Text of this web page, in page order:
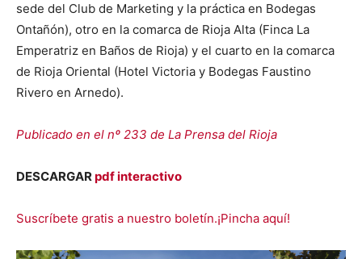
sede del Club de Marketing y la práctica en Bodegas
Ontañón), otro en la comarca de Rioja Alta (Finca La
Emperatriz en Baños de Rioja) y el cuarto en la comarca
de Rioja Oriental (Hotel Victoria y Bodegas Faustino
Rivero en Arnedo).
Publicado en el nº 233 de La Prensa del Rioja
DESCARGARpdf interactivo
Suscríbete gratis a nuestro boletín.¡Pincha aquí!